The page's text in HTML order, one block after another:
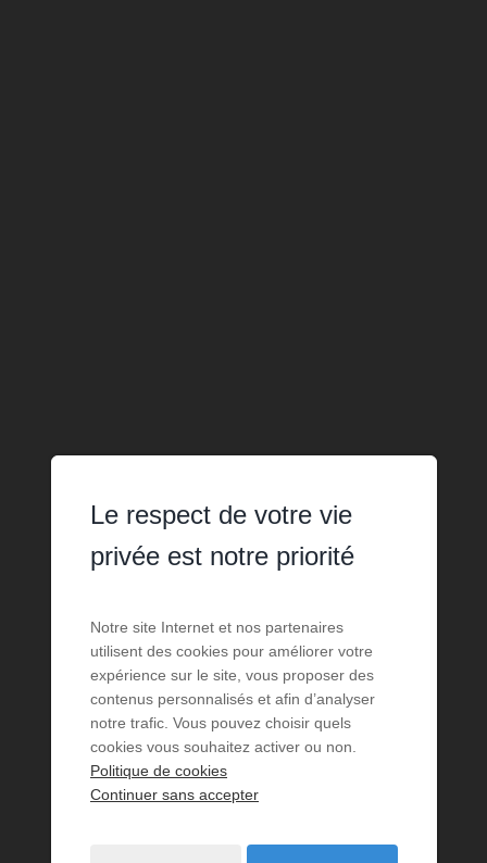
Le respect de votre vie
privée est notre priorité
Notre site Internet et nos partenaires
utilisent des cookies pour améliorer votre
expérience sur le site, vous proposer des
contenus personnalisés et afin d’analyser
notre trafic. Vous pouvez choisir quels
cookies vous souhaitez activer ou non.
Politique de cookies
Continuer sans accepter